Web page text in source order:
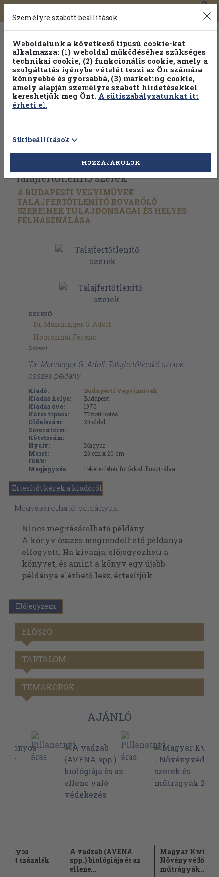
Toggle
navigation
0
Vissza az előző oldalra Válasszon példányt
Talajfertőtlenítő szerek
A BUDAPESTI VEGYIMŰVEK
TALAJFERTŐTLENÍTŐ ROVARÖLŐ
SZEREINEK TULAJDONSÁGAI ÉS HELYES
FELHASZNÁLÁSA
SZERZŐ
Dr. Manninger G. Adolf
Homonnai Ferenc
Budapest
'Dr. Manninger G. Adolf: Talajfertőtlenítő szerek '
összes példány
Kiadó:
Budapesti Vegyiművek
Kiadás helye:
Budapest
Kiadás éve:
1970
Kötés típusa:
Tűzött kötés
Oldalszám:
20 oldal
Sorozatcím:
Kötetszám:
Nyelv:
Magyar
Méret:
20 cm x 20 cm
ISBN:
Megjegyzés:
Fekete-fehér fotókkal illusztrálva.
Értesítőt kérek a kiadóról
Megvásárolható példányok
Nincs megvásárolható példány
A könyv összes megrendelhető példánya
elfogyott. Ha kívánja, előjegyezheti a
könyvet, és amint a könyv egy újabb
példánya elérhető lesz, értesítjük.
Előjegyzem
ELŐSZÓ
TARTALOM
TÉMAKÖRÖK
AJÁNLÓ
százalék
A vadzab (AVENA
spp.) biológiája és az
ellene...
Magyar Kwizda
Növényvédő
műtrágyák...
Személyre szabott beállítások
Weboldalunk a következő típusú cookie-kat
alkalmazza: (1) weboldal működéséhez szükséges
technikai cookie, (2) funkcionális cookie, amely a
szolgáltatás igénybe vételét teszi az Ön számára
könnyebbé és gyorsabbá, (3) marketing cookie,
amely alapján személyre szabott hirdetésekkel
kereshetjük meg Önt. A sütiszabályzatunkat itt
érheti el.
Sütibeállítások
HOZZÁJÁRULOK